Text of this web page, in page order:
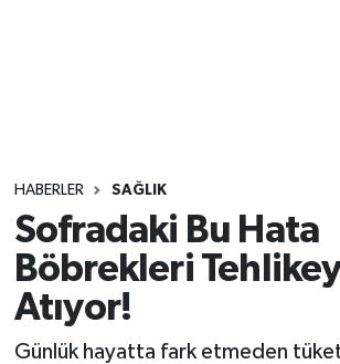
HABERLER SAĞLIK
Sofradaki Bu Hata
Böbrekleri
Atıyor!
Günlük hayatta fark etmeden
Yaşam